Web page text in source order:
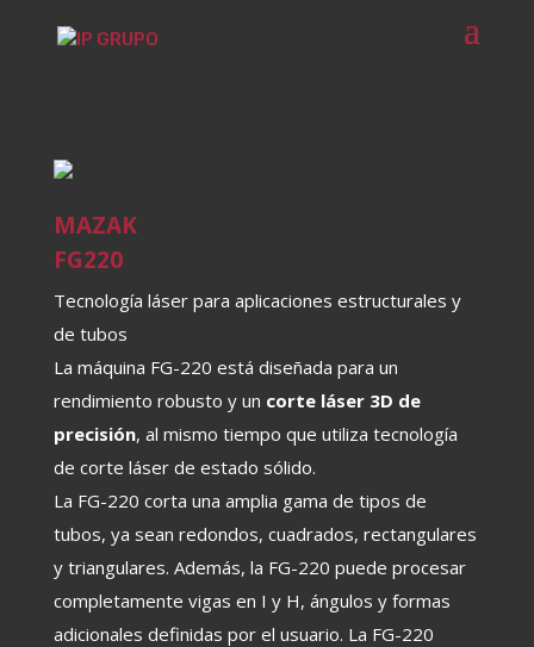
MAZAK
FG220
Tecnología láser para aplicaciones estructurales y
de tubos
La máquina FG-220 está diseñada para un
rendimiento robusto y un corte láser 3D de
precisión, al mismo tiempo que utiliza tecnología
de corte láser de estado sólido.
La FG-220 corta una amplia gama de tipos de
tubos, ya sean redondos, cuadrados, rectangulares
y triangulares. Además, la FG-220 puede procesar
completamente vigas en I y H, ángulos y formas
adicionales definidas por el usuario. La FG-220